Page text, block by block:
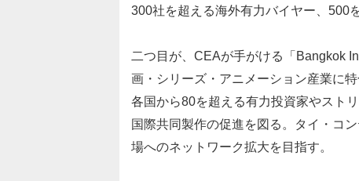
300社を超える海外有力バイヤー、500
二つ目が、CEAが手がける「Bangkok
画・シリーズ・アニメーション産業に
各国から80を超える有力投資家やスト
国際共同製作の促進を図る。タイ・コ
場へのネットワーク拡大を目指す。